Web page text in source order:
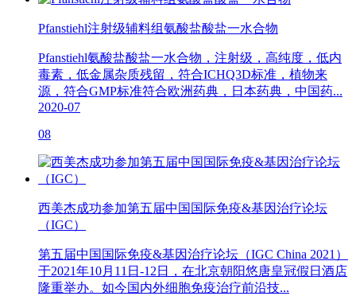
Pfanstiehl注射级辅料组氨酸盐酸盐一水合物
Pfanstiehl氨酸盐酸盐一水合物，注射级，高纯度，低内
毒素，低金属杂质残留，符合ICHQ3D标准，植物来
源，符合GMP标准符合欧洲药典，日本药典，中国药...
2020-07
08
西美杰成功参加第五届中国国际免疫&基因治疗论坛
（IGC）
第五届中国国际免疫&基因治疗论坛（IGC China 2021）
于2021年10月11日-12日，在北京朝阳悠唐皇冠假日酒店
隆重举办。如今国内外细胞免疫治疗前沿技...